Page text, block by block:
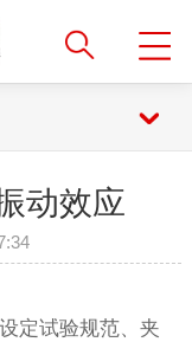
动效应
定试验规范、夹